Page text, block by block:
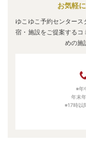
お気軽
ゆこゆこ予約センタース
宿・施設をご提案する
めの施
※年
年末
※17時以